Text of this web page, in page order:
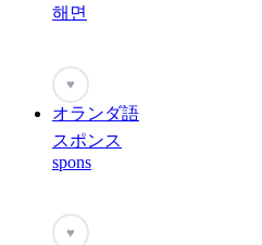
해면
♥
オランダ語
スポンス
spons
♥